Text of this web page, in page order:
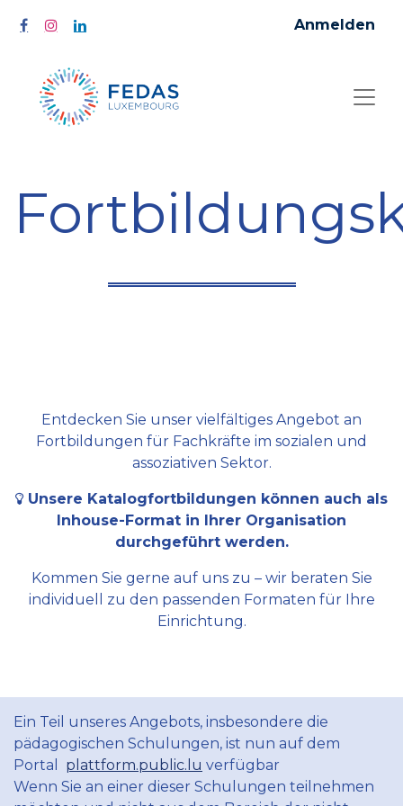
Anmelden
Entdecken Sie unser vielfältiges Angebot an
Fortbildungen für Fachkräfte im sozialen und
assoziativen Sektor.
Unsere Katalogfortbildungen können auch als
Inhouse-Format in Ihrer Organisation
durchgeführt werden.
Kommen Sie gerne auf uns zu – wir beraten Sie
individuell zu den passenden Formaten für Ihre
Einrichtung.
Ein Teil unseres Angebots, insbesondere die
pädagogischen Schulungen, ist nun auf dem
Portal plattform.public.lu verfügbar
Wenn Sie an einer dieser Schulungen teilnehmen